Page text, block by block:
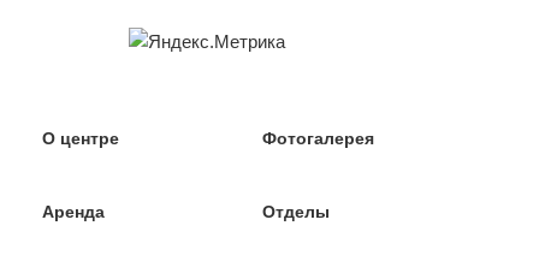
О центре Фотогалерея
Аренда Отделы